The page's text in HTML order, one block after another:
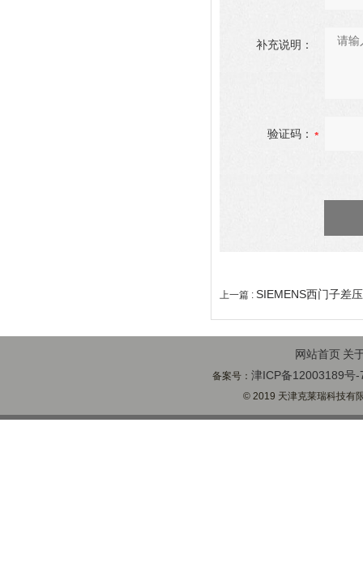
补充说明：
验证码：
上一篇 : SIEMENS西门子差
网站首页 关
备案号：津ICP备12003189号-
© 2019 天津克莱瑞科技有